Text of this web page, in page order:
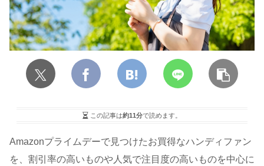
この記事は約11分で読めます。
Amazonプライムデーで見つけたお買得なハンディファン
を、割引率の高いものや人気で注目度の高いものを中心に